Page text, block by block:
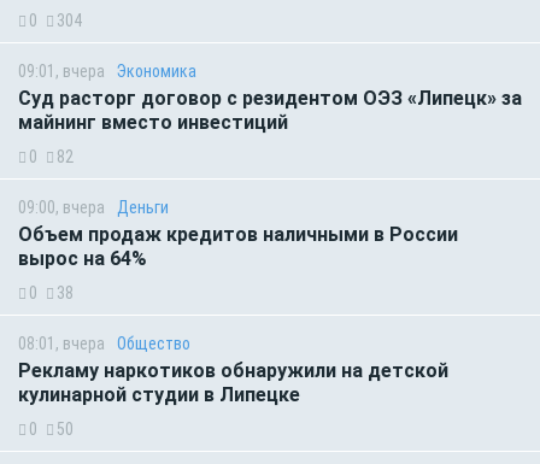
0 304
09:01, вчера Экономика
Суд расторг договор с резидентом ОЭЗ «Липецк» за
майнинг вместо инвестиций
0 82
09:00, вчера Деньги
Объем продаж кредитов наличными в России
вырос на 64%
0 38
08:01, вчера Общество
Рекламу наркотиков обнаружили на детской
кулинарной студии в Липецке
0 50